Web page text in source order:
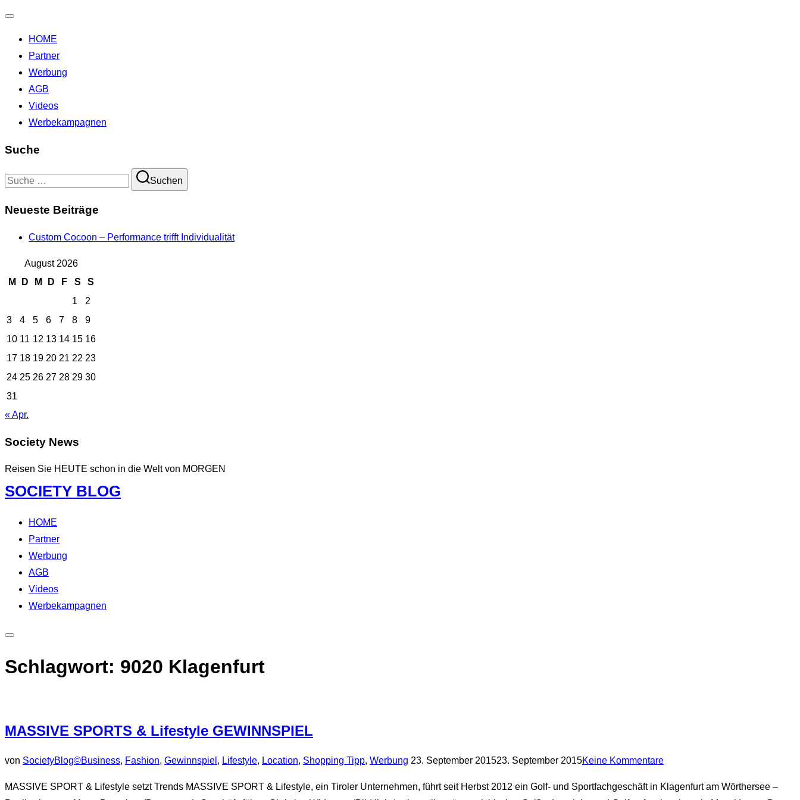
umschalten
HOME
Partner
Werbung
AGB
Videos
Werbekampagnen
Suche
Suchen
Suchen
Neueste Beiträge
Custom Cocoon – Performance trifft Individualität
August 2026
M
D M D F S
S
1
2
3
4 5 6 7 8
9
10 11 12 13 14 15 16
17 18 19 20 21 22 23
24 25 26 27 28 29 30
31
« Apr.
Society News
Reisen Sie HEUTE schon in die Welt von MORGEN
Zum
Inhalt
springen
SOCIETY BLOG
HOME
Partner
Werbung
AGB
Videos
Werbekampagnen
&
Navigation
Schlagwort: 9020 Klagenfurt
MASSIVE SPORTS & Lifestyle GEWINNSPIEL
von SocietyBlog©Business, Fashion, Gewinnspiel , Lifestyle, Location, Shopping Tipp, Werbung Veröffentlicht
23. September 201523. September 2015Keine Kommentare
MASSIVE SPORT & Lifestyle setzt Trends MASSIVE SPORT & Lifestyle, ein Tiroler Unternehmen, führt seit Herbst 2012 ein Golf- und Sportfachgeschäft in Klagenfurt am Wörthersee –